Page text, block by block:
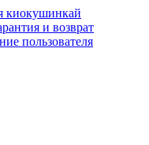
и возврат
пользователя